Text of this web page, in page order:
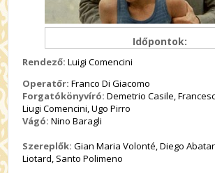
Időpontok:
Rendező: Luigi Comencini
Operatőr: Franco Di Giacomo
Forgatókönyvíró: Demetrio Casile,
Liugi Comencini, Ugo Pirro
Vágó: Nino Baragli
Szereplők: Gian Maria Volonté, Diego
Liotard, Santo Polimeno